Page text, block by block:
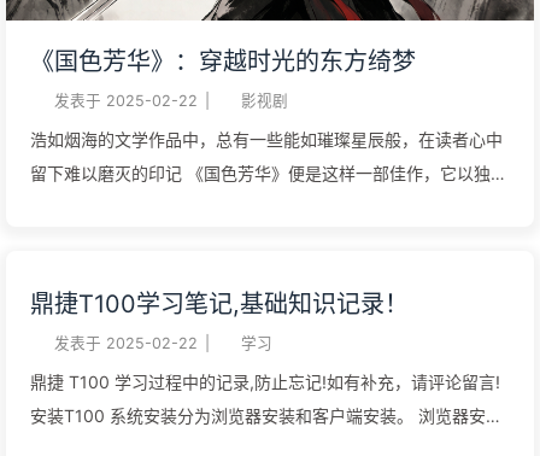
《国色芳华》：穿越时光的东方绮梦
发表于 2025-02-22 影视剧
浩如烟海的文学作品中，总有一些能如璀璨星辰般，在读者心中
留下难以磨灭的印记 《国色芳华》便是这样一部佳作，它以独特
鼎捷T100学习笔记,基础知识记录！
发表于 2025-02-22 学习
鼎捷 T100 学习过程中的记录,防止忘记!如有补充，请评论留言!
安装T100 系统安装分为浏览器安装和客户端安装。 浏览器安装